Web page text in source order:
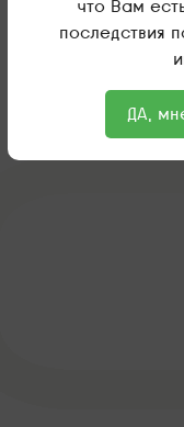
что Вам
последствия
ДА,